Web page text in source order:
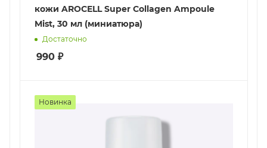
кожи AROCELL Super Collagen Ampoule
Mist, 30 мл (миниатюра)
Достаточно
990 ₽
Новинка